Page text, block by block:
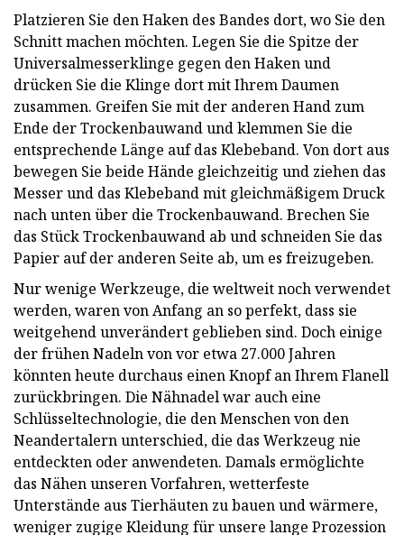
Platzieren Sie den Haken des Bandes dort, wo Sie den
Schnitt machen möchten. Legen Sie die Spitze der
Universalmesserklinge gegen den Haken und
drücken Sie die Klinge dort mit Ihrem Daumen
zusammen. Greifen Sie mit der anderen Hand zum
Ende der Trockenbauwand und klemmen Sie die
entsprechende Länge auf das Klebeband. Von dort aus
bewegen Sie beide Hände gleichzeitig und ziehen das
Messer und das Klebeband mit gleichmäßigem Druck
nach unten über die Trockenbauwand. Brechen Sie
das Stück Trockenbauwand ab und schneiden Sie das
Papier auf der anderen Seite ab, um es freizugeben.
Nur wenige Werkzeuge, die weltweit noch verwendet
werden, waren von Anfang an so perfekt, dass sie
weitgehend unverändert geblieben sind. Doch einige
der frühen Nadeln von vor etwa 27.000 Jahren
könnten heute durchaus einen Knopf an Ihrem Flanell
zurückbringen. Die Nähnadel war auch eine
Schlüsseltechnologie, die den Menschen von den
Neandertalern unterschied, die das Werkzeug nie
entdeckten oder anwendeten. Damals ermöglichte
das Nähen unseren Vorfahren, wetterfeste
Unterstände aus Tierhäuten zu bauen und wärmere,
weniger zugige Kleidung für unsere lange Prozession